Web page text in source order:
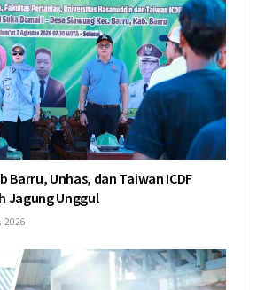
Barru, Unhas, dan Taiwan ICDF
Jagung Unggul
2026